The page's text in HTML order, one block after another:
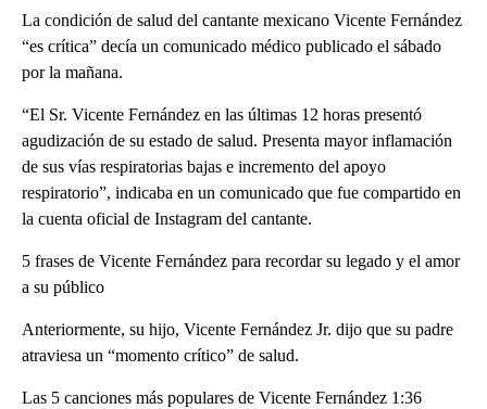
La condición de salud del cantante mexicano Vicente Fernández
“es crítica” decía un comunicado médico publicado el sábado
por la mañana.
“El Sr. Vicente Fernández en las últimas 12 horas presentó
agudización de su estado de salud. Presenta mayor inflamación
de sus vías respiratorias bajas e incremento del apoyo
respiratorio”, indicaba en un comunicado que fue compartido en
la cuenta oficial de Instagram del cantante.
5 frases de Vicente Fernández para recordar su legado y el amor
a su público
Anteriormente, su hijo, Vicente Fernández Jr. dijo que su padre
atraviesa un “momento crítico” de salud.
Las 5 canciones más populares de Vicente Fernández 1:36